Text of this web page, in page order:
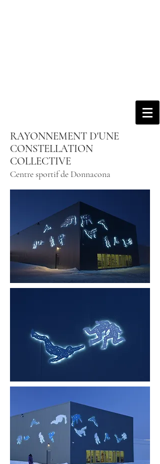
RAYONNEMENT D'UNE
CONSTELLATION
COLLECTIVE
Centre sportif de Donnacona